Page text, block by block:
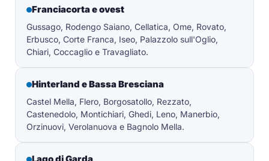
Franciacorta e ovest
Gussago, Rodengo Saiano, Cellatica, Ome, Rovato,
Erbusco, Corte Franca, Iseo, Palazzolo sull'Oglio,
Chiari, Coccaglio e Travagliato.
Hinterland e Bassa Bresciana
Castel Mella, Flero, Borgosatollo, Rezzato,
Castenedolo, Montichiari, Ghedi, Leno, Manerbio,
Orzinuovi, Verolanuova e Bagnolo Mella.